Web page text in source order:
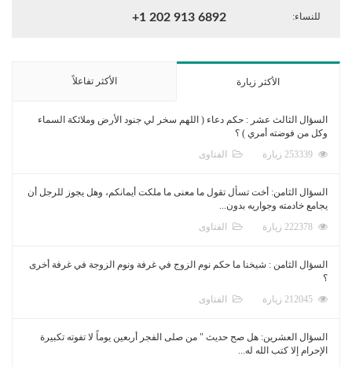
للنساء: +1 202 913 6892
الأكثر زيارة الأكثر تفاعلاً
السؤال الثالث عشر : حكم دعاء ( اللهم سخر لي جنود الأرض وملائكة السماء
وكل من فوضته أمري ) ؟
الفتاوى
السؤال الثامن: أخت تسأل تقول ما معنى ما ملكت أيمانكم، وهل يجوز للرجل أن
يجامع خادمته وجواريه بدون...
الفتاوى
السؤال الثامن : شيخنا ما حكم نوم الزوج في غرفة ونوم الزوجة في غرفة أخرى
؟
الفتاوى
السؤال العشرين: هل صح حديث " من صلى الفجر أربعين يوماً لا تفوته تكبيرة
الإحرام إلا كتب الله له...